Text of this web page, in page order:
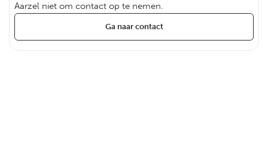
Aarzel niet om contact op te nemen.
Ga naar contact